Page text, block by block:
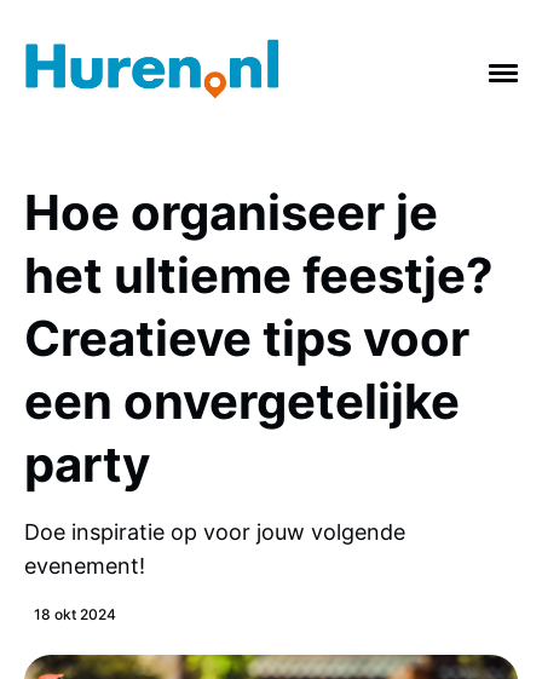
Hoe organiseer je
het ultieme feestje?
Creatieve tips voor
een onvergetelijke
party
Doe inspiratie op voor jouw volgende
evenement!
18 okt 2024
ONDERWERPEN
Feestje Tuin Badkamer Keuken